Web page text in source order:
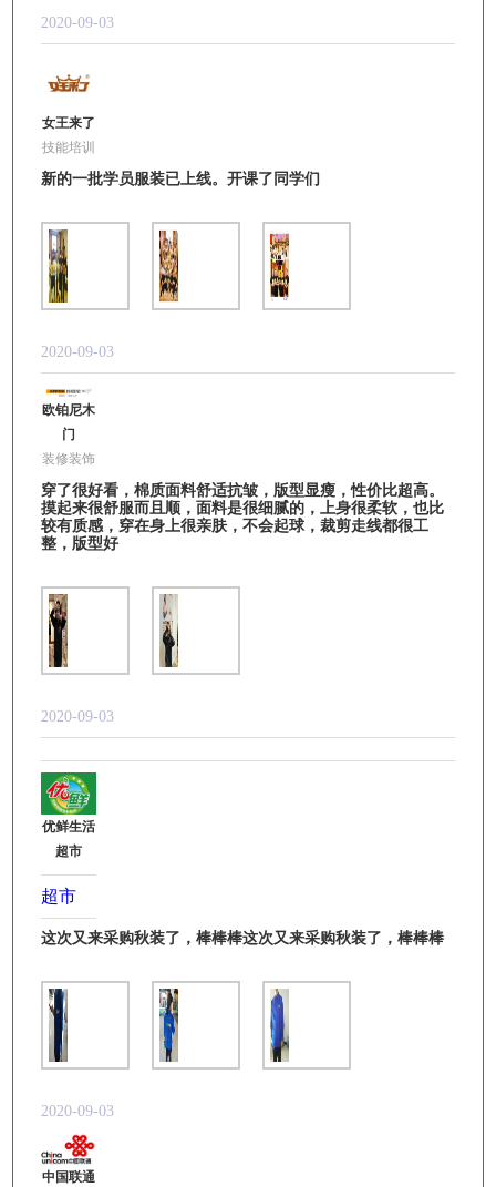
2020-09-03
女王来了
技能培训
新的一批学员服装已上线。开课了同学们
2020-09-03
欧铂尼木
门
装修装饰
穿了很好看，棉质面料舒适抗皱，版型显瘦，性价比超高。
摸起来很舒服而且顺，面料是很细腻的，上身很柔软，也比
较有质感，穿在身上很亲肤，不会起球，裁剪走线都很工
整，版型好
2020-09-03
优鲜生活
超市
超市
这次又来采购秋装了，棒棒棒这次又来采购秋装了，棒棒棒
2020-09-03
中国联通